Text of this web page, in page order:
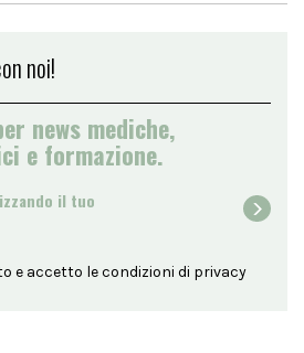
noi!
news mediche,
e formazione.
il tuo
e accetto le condizioni di privacy